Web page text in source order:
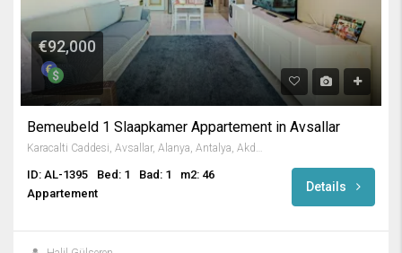
€92,000
Bemeubeld 1 Slaapkamer Appartement in Avsallar
ID: AL-1395 Bed: 1 Bad: 1
m2: 46
Appartement
Details